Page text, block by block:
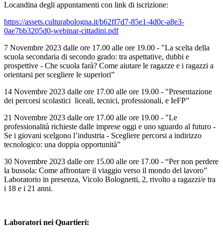
Locandina degli appuntamenti con link di iscrizione:
https://assets.culturabologna.it/b62ff7d7-85e1-4d0c-a8e3-
0ae7bb3205d0-webinar-cittadini.pdf
7 Novembre 2023 dalle ore 17.00 alle ore 19.00 - "La scelta della
scuola secondaria di secondo grado: tra aspettative, dubbi e
prospettive - Che scuola farà? Come aiutare le ragazze e i ragazzi a
orientarsi per scegliere le superiori”
14 Novembre 2023 dalle ore 17.00 alle ore 19.00 - "Presentazione
dei percorsi scolastici liceali, tecnici, professionali, e IeFP”
21 Novembre 2023 dalle ore 17.00 alle ore 19.00 - "Le
professionalità richieste dalle imprese oggi e uno sguardo al futuro -
Se i giovani scelgono l’industria - Scegliere percorsi a indirizzo
tecnologico: una doppia opportunità”
30 Novembre 2023 dalle ore 15.00 alle ore 17.00 - “Per non perdere
la bussola: Come affrontare il viaggio verso il mondo del lavoro”
Laboratorio in presenza, Vicolo Bolognetti, 2, rivolto a ragazzi/e tra
i 18 e i 21 anni.
Laboratori nei Quartieri: